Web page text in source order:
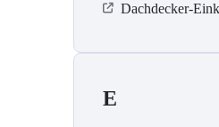
Dachdecker-
E